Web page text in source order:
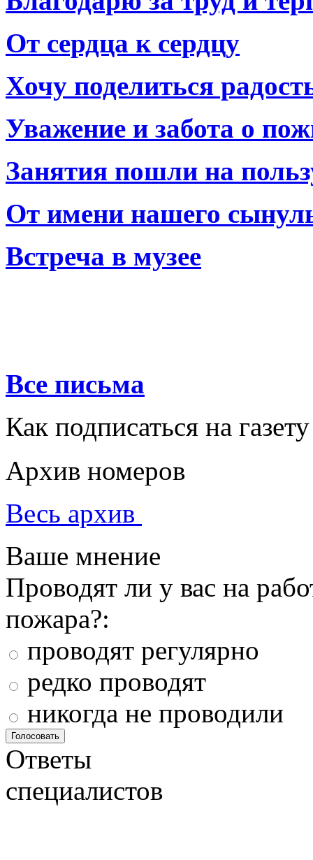
От сердца к сердцу
Хочу поделиться
Уважение и забота о
Занятия пошли на
От имени нашего
Встреча в музее
Все письма
Как подписаться на газету
Архив номеров
Весь архив
Ваше мнение
Проводят ли у вас на
пожара?:
проводят регулярно
редко проводят
никогда не проводили
Ответы
специалистов